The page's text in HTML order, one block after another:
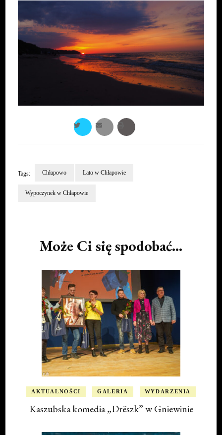
Tags: Chłapowo Lato w Chłapowie
Wypoczynek w Chłapowie
Może Ci się spodobać...
AKTUALNOŚCI GALERIA WYDARZENIA
Kaszubska komedia „Drëszk” w Gniewinie